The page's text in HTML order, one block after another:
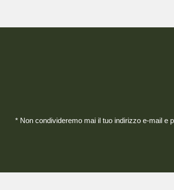
* Non condivideremo mai il tuo indirizzo e-mail e